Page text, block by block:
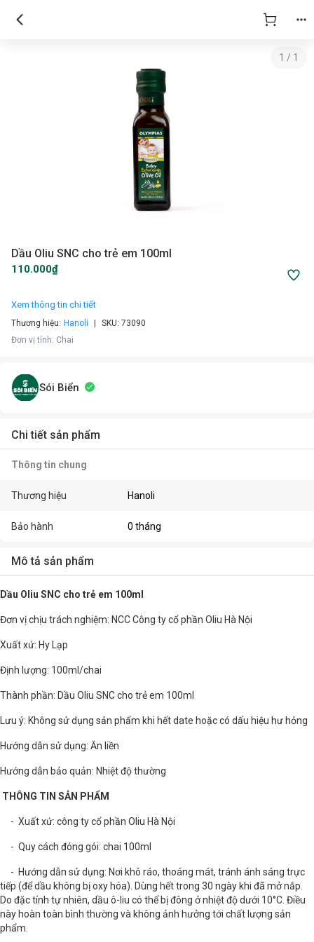
1 / 1
Dầu Oliu SNC cho trẻ em 100ml
110.000₫
Xem thông tin chi tiết
Thương hiệu: Hanoli SKU: 73090
Đơn vị tính: Chai
Sói Biển
Chi tiết sản phẩm
Thông tin chung
Thương hiệu Hanoli
Bảo hành 0 tháng
Mô tả sản phẩm
Dầu Oliu SNC cho trẻ em 100ml
Đơn vị chịu trách nghiệm: NCC Công ty cổ phần Oliu Hà Nội
Xuất xứ: Hy Lạp
Định lượng: 100ml/chai
Thành phần: Dầu Oliu SNC cho trẻ em 100ml
Lưu ý: Không sử dụng sản phẩm khi hết date hoặc có dấu hiệu hư hỏng
Hướng dẫn sử dụng: Ăn liền
Hướng dẫn bảo quản: Nhiệt độ thường
THÔNG TIN SẢN PHẨM
- Xuất xứ: công ty cổ phần Oliu Hà Nội
- Quy cách đóng gói: chai 100ml
- Hướng dẫn sử dụng: Nơi khô ráo, thoáng mát, tránh ánh sáng trực
tiếp (để dầu không bị oxy hóa). Dùng hết trong 30 ngày khi đã mở nắp.
Do đặc tính tự nhiên, dầu ô-liu có thể bị đông ở nhiệt độ dưới 10°C. Điều
này hoàn toàn bình thường và không ảnh hưởng tới chất lượng sản
phẩm.